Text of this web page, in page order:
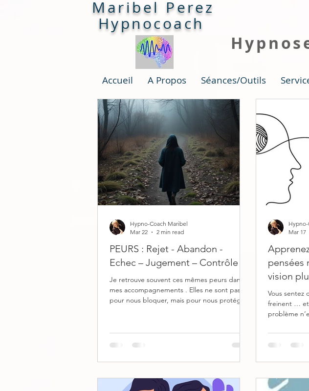
Maribel Perez
Hypnocoach
Accueil A Propos Séances/Outils
PEURS : Rejet - Abandon -
Echec – Jugement – Contrôle
Je retrouve souvent ces mêmes peurs dans
mes accompagnements . Elles ne sont pas là
pour nous bloquer, mais pour nous protéger.
commandes. 5 peurs, 5 réflexes à
déconstruire Peur du rejet : c’est s’effacer,
conflit… Reprendre les commandes : c’est
de l’abandon : c’est s’accrocher, pa
Hypno-Coach Maribel
Mar 22
2 min read
pensées
vision
Vous sentez
freinent … et
problème
Les pensées
confronter à
peurs,
mécanisme
Mar 17